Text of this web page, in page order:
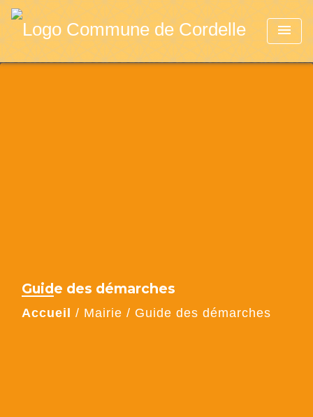
menu
Guide des démarches
Accueil / Mairie / Guide des démarches